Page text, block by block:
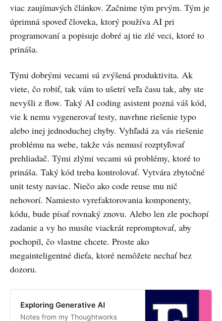
viac zaujímavých článkov. Začnime tým prvým. Tým je
úprimná spoveď človeka, ktorý používa AI pri
programovaní a popisuje dobré aj tie zlé veci, ktoré to
prináša.
Tými dobrými vecami sú zvýšená produktivita. Ak
viete, čo robiť, tak vám to ušetrí veľa času tak, aby ste
nevyšli z flow. Taký AI coding asistent pozná váš kód,
vie k nemu vygenerovať testy, navrhne riešenie typo
alebo inej jednoduchej chyby. Vyhľadá za vás riešenie
problému na webe, takže vás nemusí rozptyľovať
prehliadač. Tými zlými vecami sú problémy, ktoré to
prináša. Taký kód treba kontrolovať. Vytvára zbytočné
unit testy naviac. Niečo ako code reuse mu nič
nehovorí. Namiesto vyrefaktorovania komponenty,
kódu, bude písať rovnaký znovu. Alebo len zle pochopí
zadanie a vy ho musíte viackrát repromptovať, aby
pochopil, čo vlastne chcete. Proste ako
megainteligentné dieťa, ktoré nemôžete nechať bez
dozoru.
Exploring Generative AI
Notes from my Thoughtworks